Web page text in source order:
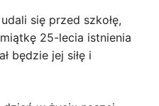
się przed szkołę,
25-lecia istnienia
będzie jej siłę i